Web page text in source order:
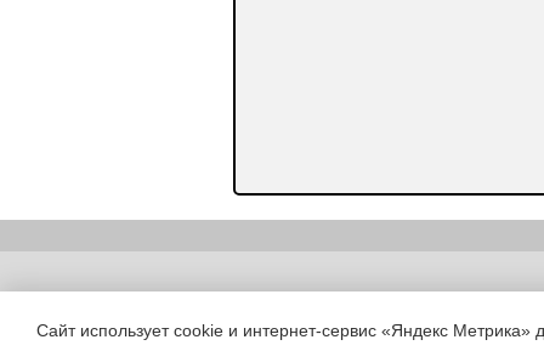
Copyright (c) |
Сайт использует cookie и интернет-сервис «Яндекс